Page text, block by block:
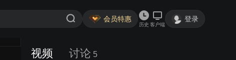
会员特惠
历史 客户端
登录
视频 讨论 5